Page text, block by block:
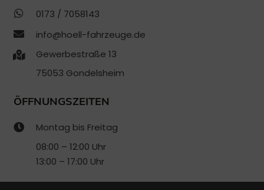
0173 / 7058143
info@hoell-fahrzeuge.de
Gewerbestraße 13
75053 Gondelsheim
ÖFFNUNGSZEITEN
Montag bis Freitag
08:00 – 12:00 Uhr
13:00 – 17:00 Uhr